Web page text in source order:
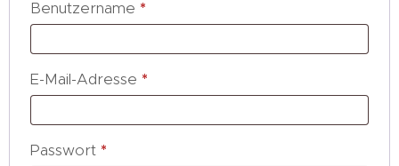
Benutzername *
E-Mail-Adresse *
Passwort *